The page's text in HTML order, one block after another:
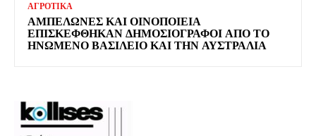
ΑΓΡΟΤΙΚΑ
ΑΜΠΕΛΏΝΕΣ ΚΑΙ ΟΙΝΟΠΟΙΕΊΑ
ΕΠΙΣΚΈΦΘΗΚΑΝ ΔΗΜΟΣΙΟΓΡΆΦΟΙ ΑΠΌ ΤΟ
ΗΝΩΜΈΝΟ ΒΑΣΊΛΕΙΟ ΚΑΙ ΤΗΝ ΑΥΣΤΡΑΛΊΑ